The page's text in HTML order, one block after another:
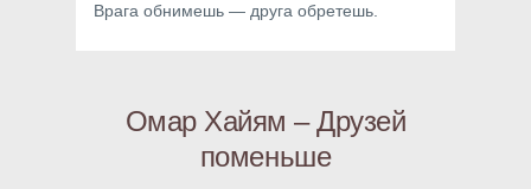
Врага обнимешь — друга обретешь.
Омар Хайям – Друзей
поменьше